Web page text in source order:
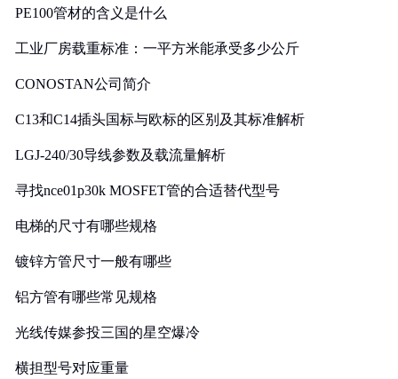
PE100管材的含义是什么
工业厂房载重标准：一平方米能承受多少公斤
CONOSTAN公司简介
C13和C14插头国标与欧标的区别及其标准解析
LGJ-240/30导线参数及载流量解析
寻找nce01p30k MOSFET管的合适替代型号
电梯的尺寸有哪些规格
镀锌方管尺寸一般有哪些
铝方管有哪些常见规格
光线传媒参投三国的星空爆冷
横担型号对应重量